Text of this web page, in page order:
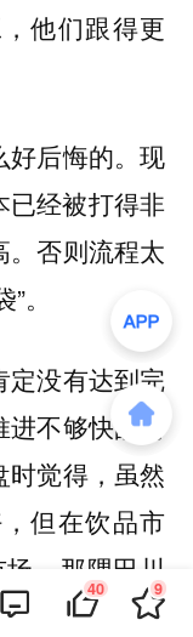
他们跟得更
好后悔的。现
已经被打得非
。否则流程太
。
定没有达到完
不够快的情
时觉得，虽然
但在饮品市
。那隅田川
用什么包装、
40 9